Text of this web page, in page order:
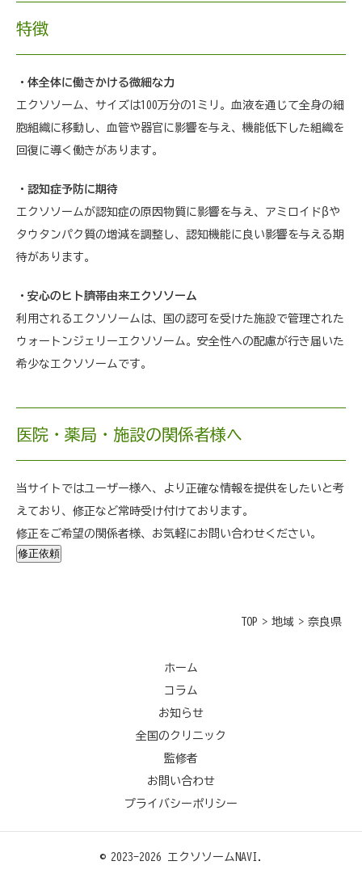
特徴
・体全体に働きかける微細な力
エクソソーム、サイズは100万分の1ミリ。血液を通じて全身の細
胞組織に移動し、血管や器官に影響を与え、機能低下した組織を
回復に導く働きがあります。
・認知症予防に期待
エクソソームが認知症の原因物質に影響を与え、アミロイドβや
タウタンパク質の増減を調整し、認知機能に良い影響を与える期
待があります。
・安心のヒト臍帯由来エクソソーム
利用されるエクソソームは、国の認可を受けた施設で管理された
ウォートンジェリーエクソソーム。安全性への配慮が行き届いた
希少なエクソソームです。
医院・薬局・施設の関係者様へ
当サイトではユーザー様へ、より正確な情報を提供をしたいと考
えており、修正など常時受け付けております。
修正をご希望の関係者様、お気軽にお問い合わせください。
修正依頼
TOP > 地域 > 奈良県
ホーム
コラム
お知らせ
全国のクリニック
監修者
お問い合わせ
プライバシーポリシー
© 2023-2026 エクソソームNAVI.